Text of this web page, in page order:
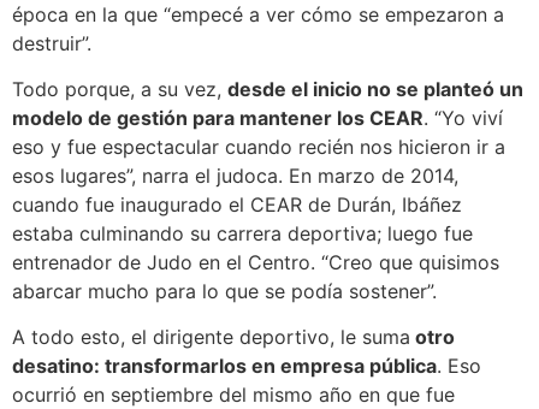
época en la que “empecé a ver cómo se empezaron a
destruir”.
Todo porque, a su vez, desde el inicio no se planteó un
modelo de gestión para mantener los CEAR. “Yo viví
eso y fue espectacular cuando recién nos hicieron ir a
esos lugares”, narra el judoca. En marzo de 2014,
cuando fue inaugurado el CEAR de Durán, Ibáñez
estaba culminando su carrera deportiva; luego fue
entrenador de Judo en el Centro. “Creo que quisimos
abarcar mucho para lo que se podía sostener”.
A todo esto, el dirigente deportivo, le suma otro
desatino: transformarlos en empresa pública. Eso
ocurrió en septiembre del mismo año en que fue